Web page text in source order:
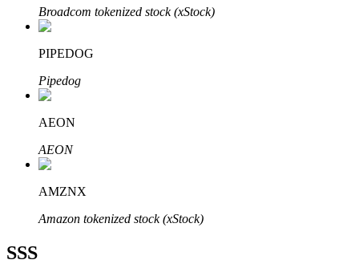
Bitrue Ortakları
Broadcom tokenized stock (xStock)
PIPEDOG
Pipedog
AEON
AEON
AMZNX
Amazon tokenized stock (xStock)
SSS